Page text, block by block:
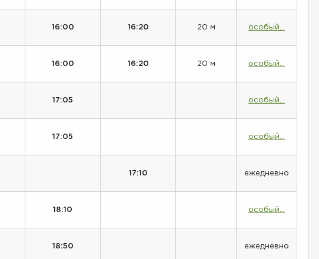
16:00 16:20 20 м особый...
16:00 16:20 20 м особый...
17:05 особый...
17:05 особый...
17:10 ежедневно
18:10 особый...
18:50 ежедневно